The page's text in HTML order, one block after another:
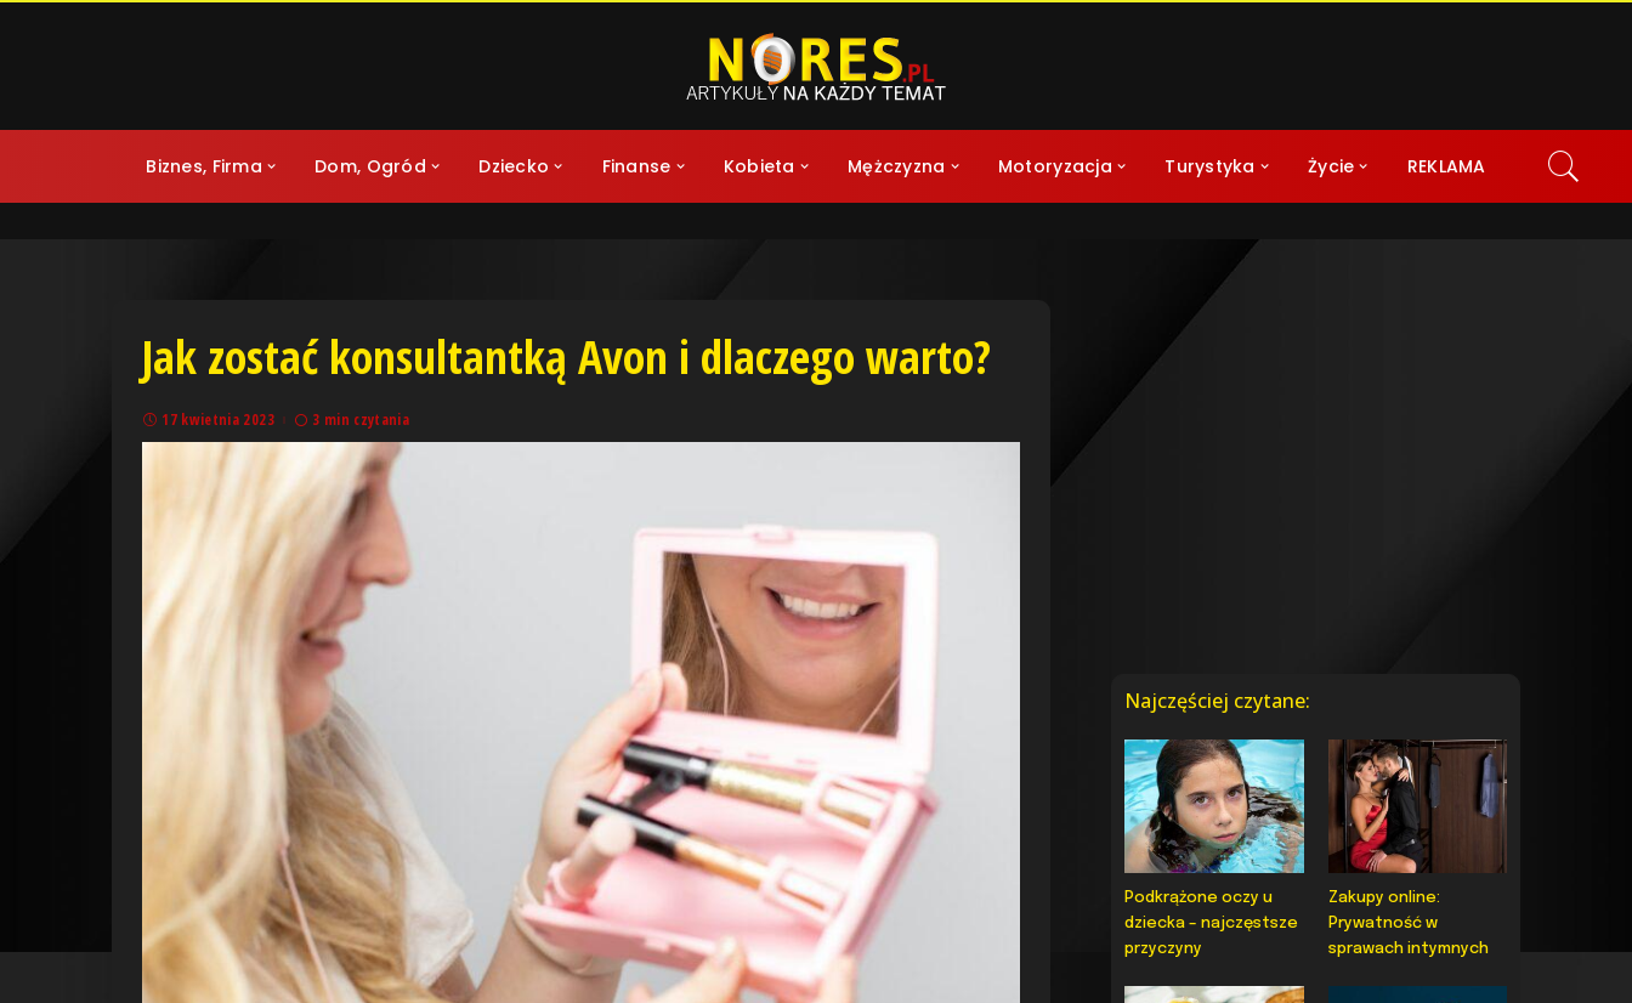
Biznes, Firma Dom, Ogród Dziecko Finanse Kobieta Mężczyzna Motoryzacja Turystyka Życie REKLAMA
Jak zostać konsultantką Avon i dlaczego warto?
17 kwietnia 2023 3 min czytania
Najczęściej czytane:
Podkrążone oczy u
dziecka – najczęstsze
przyczyny
Zakupy online:
Prywatność w
sprawach intymnych